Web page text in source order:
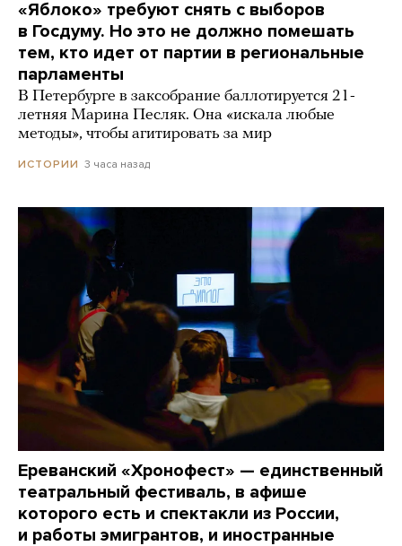
«Яблоко» требуют снять с выборов
в Госдуму. Но это не должно помешать
тем, кто идет от партии в региональные
парламенты
В Петербурге в заксобрание баллотируется 21-
летняя Марина Песляк. Она «искала любые
методы», чтобы агитировать за мир
ИСТОРИИ 3 часа назад
Ереванский «Хронофест» — единственный
театральный фестиваль, в афише
которого есть и спектакли из России,
и работы эмигрантов, и иностранные